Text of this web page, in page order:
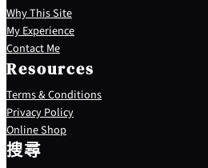
Why This Site
My Experience
Contact Me
Resources
Terms & Conditions
Privacy Policy
Online Shop
搜尋
S
e
a